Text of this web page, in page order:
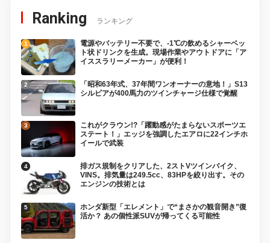
Ranking ランキング
電源やバッテリー不要で、-1℃の飲めるシャーベッ
ト状ドリンクを生成。現場作業やアウトドアに「ア
イススラリーメーカー」が便利！
「昭和63年式、37年間ワンオーナーの意地！」S13
シルビアが400馬力のツインチャージ仕様で覚醒
これがクラウン!?「躍動感がたまらないスポーツエ
ステート！」エッジを強調したエアロに22インチホ
イールで武装
排ガス規制をクリアした、2ストVツインバイク、
VINS。排気量は249.5cc、83HPを絞り出す。その
エンジンの技術とは
ホンダ新型「エレメント」で“まさかの観音開き”復
活か？ あの個性派SUVが帰ってくる可能性